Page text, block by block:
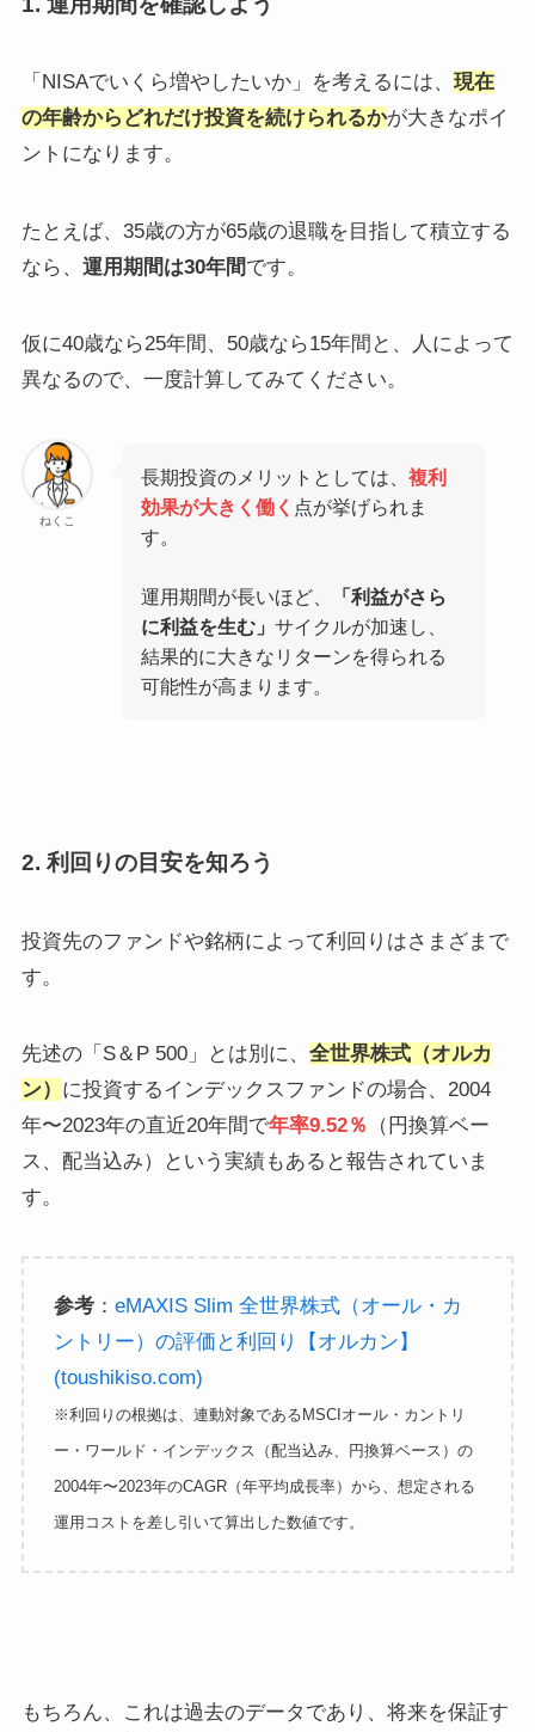
「NISAでいくら増やしたいか」を考えるには、 現在
の年齢からどれだけ投資を続けられるかが大きなポイ
ントになります。
たとえば、35歳の方が65歳の退職を目指して積立する
なら、 運用期間は30年間です。
仮に40歳なら25年間、50歳なら15年間と、人によって
異なるので、一度計算してみてください。
ねくこ
長期投資のメリットとしては、複利
効果が大きく働く 点が挙げられま
す。
運用期間が長いほど、
「利益がさら
に利益を生む」サイクルが加速し、
結果的に大きなリターンを得られる
可能性が高まります。
2. 利回りの目安を知ろう
投資先のファンドや銘柄によって利回りはさまざまで
す。
先述の「S＆P 500」とは別に、 全世界株式（オルカ
ン） に投資するインデックスファンドの場合、2004
年〜2023年の直近20年間で年率9.52％
（円換算ベー
ス、配当込み）という実績もあると報告されていま
す。
参考 ：eMAXIS Slim 全世界株式（オール・カ
ントリー）の評価と利回り【オルカン】
(toushikiso.com)
※利回りの根拠は、連動対象であるMSCIオール・カントリ
ー・ワールド・インデックス（配当込み、円換算ベース）の
2004年〜2023年のCAGR（年平均成長率）から、想定される
運用コストを差し引いて算出した数値です。
もちろん、これは過去のデータであり、将来を保証す